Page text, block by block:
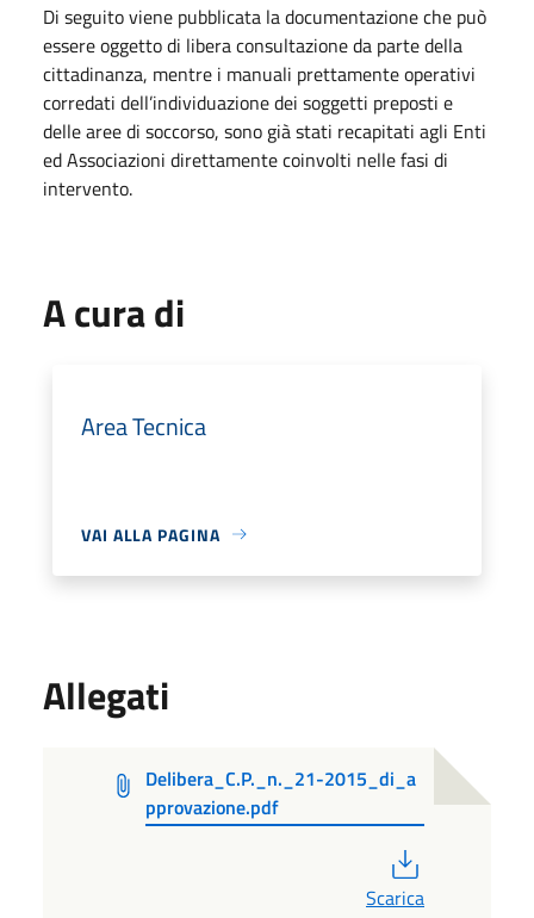
Di seguito viene pubblicata la documentazione che può
essere oggetto di libera consultazione da parte della
cittadinanza, mentre i manuali prettamente operativi
corredati dell’individuazione dei soggetti preposti e
delle aree di soccorso, sono già stati recapitati agli Enti
ed Associazioni direttamente coinvolti nelle fasi di
intervento.
A cura di
Area Tecnica
VAI ALLA PAGINA
Allegati
Delibera_C.P._n._21-2015_di_a
pprovazione.pdf
Scarica